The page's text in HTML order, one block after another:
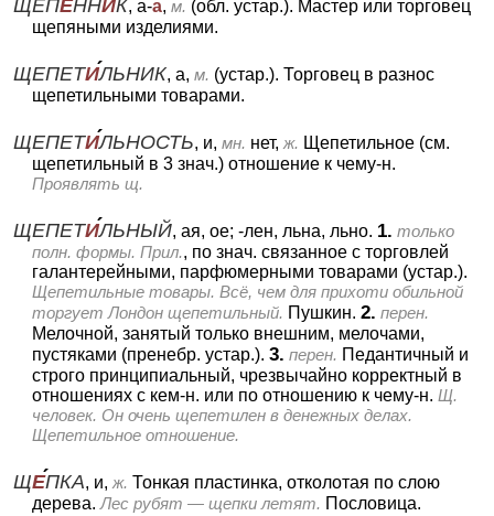
ЩЕПЕННИК, а-а, м. (обл. устар.). Мастер или торговец
щепяными изделиями.
ЩЕПЕТИЛЬНИК, а, м. (устар.). Торговец в разнос
щепетильными товарами.
ЩЕПЕТИЛЬНОСТЬ, и, мн. нет, ж. Щепетильное (см.
щепетильный в 3 знач.) отношение к чему-н.
Проявлять щ.
ЩЕПЕТИЛЬНЫЙ, ая, ое; -лен, льна, льно. 1. только
полн. формы. Прил., по знач. связанное с торговлей
галантерейными, парфюмерными товарами (устар.).
Щепетильные товары. Всё, чем для прихоти обильной
торгует Лондон щепетильный. Пушкин. 2. перен.
Мелочной, занятый только внешним, мелочами,
пустяками (пренебр. устар.). 3. перен. Педантичный и
строго принципиальный, чрезвычайно корректный в
отношениях с кем-н. или по отношению к чему-н. Щ.
человек. Он очень щепетилен в денежных делах.
Щепетильное отношение.
ЩЕПКА, и, ж. Тонкая пластинка, отколотая по слою
дерева. Лес рубят — щепки летят. Пословица.